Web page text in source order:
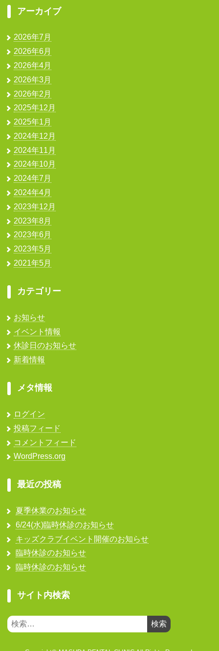
アーカイブ
2026年7月
2026年6月
2026年4月
2026年3月
2026年2月
2025年12月
2025年1月
2024年12月
2024年11月
2024年10月
2024年7月
2024年4月
2023年12月
2023年8月
2023年6月
2023年5月
2021年5月
カテゴリー
お知らせ
イベント情報
休診日のお知らせ
新着情報
メタ情報
ログイン
投稿フィード
コメントフィード
WordPress.org
最近の投稿
夏季休業のお知らせ
6/24(水)臨時休診のお知らせ
キッズクラブイベント開催のお知らせ
臨時休診のお知らせ
臨時休診のお知らせ
サイト内検索
検
索: